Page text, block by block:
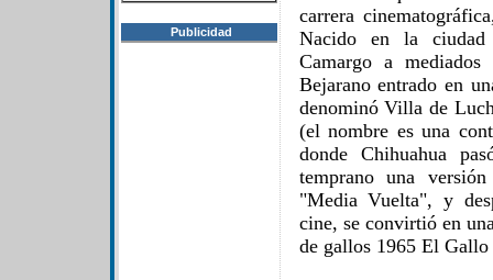
Publicidad
carrera
Nacido en la ciudad
Camargo a
Bejarano entrado en
denominó Villa de
(el nombre es una
donde Chihuahua
temprano una
"Media Vuelta", y
cine, se convirtió en
de gallos 1965 El Gallo